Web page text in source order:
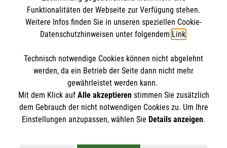
Cookies verwalten |Impressum|Datenschutz|
Kontakt
Funktionalitäten der Webseite zur Verfügung stehen.
Weitere Infos finden Sie in unseren speziellen Cookie-
Datenschutzhinweisen unter folgendem Link.
Technisch notwendige Cookies können nicht abgelehnt
werden, da ein Betrieb der Seite dann nicht mehr
gewährleistet werden kann.
Mit dem Klick auf Alle akzeptierenstimmen Sie zusätzlich
dem Gebrauch der nicht notwendigen Cookies zu. Um Ihre
Einstellungen anzupassen, wählen Sie Details anzeigen.